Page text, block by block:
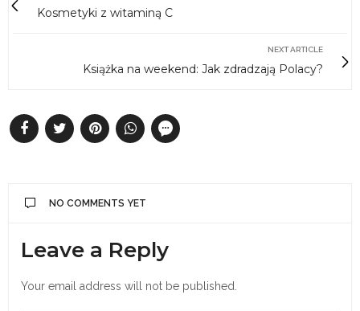
Kosmetyki z witaminą C
NEXT ARTICLE
Książka na weekend: Jak zdradzają Polacy?
NO COMMENTS YET
Leave a Reply
Your email address will not be published.